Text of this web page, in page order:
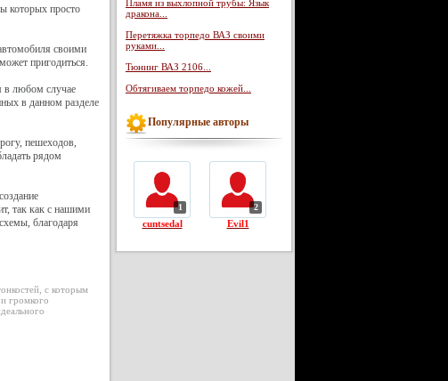
которых просто
своими
пригодиться.
в любом случае
в данном разделе
пешеходов,
рядом
так как с нашими
благодаря
с которым
громкого
Пламя из выхлопной трубы: Язык
дракона...
Перетяжка торпедо ВАЗ своими
руками...
Тюнинг ВАЗ 2106...
Обтягиваем торпедо кожей...
Популярные авторы
1
cuntsedal
2
Evil1